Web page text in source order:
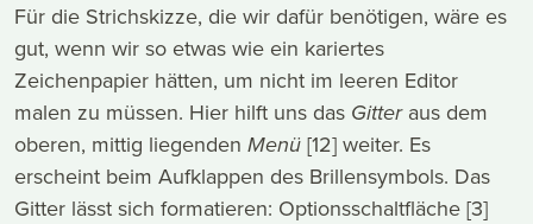
Für die Strichskizze, die wir dafür benötigen, wäre es
gut, wenn wir so etwas wie ein kariertes
Zeichenpapier hätten, um nicht im leeren Editor
malen zu müssen. Hier hilft uns das Gitteraus dem
oberen, mittig liegenden Menü[12] weiter. Es
erscheint beim Aufklappen des Brillensymbols. Das
Gitter lässt sich formatieren: Optionsschaltfläche [3]